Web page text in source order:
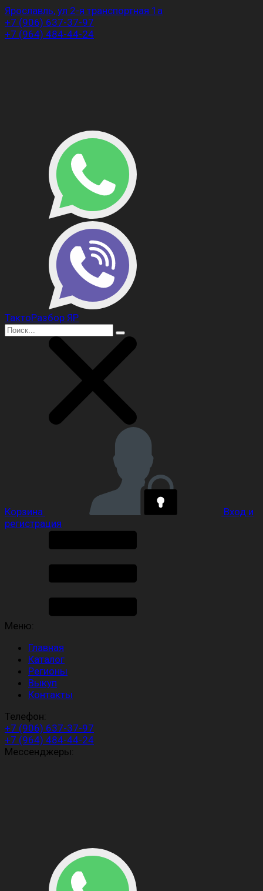
Ярославль, ул 2-я транспортная 1а
+7 (906) 637-37-97
+7 (964) 484-44-24
ТактоРазбор ЯР
Корзина
Вход и
регистрация
Меню:
Главная
Каталог
Регионы
Выкуп
Контакты
Телефон:
+7 (906) 637-37-97
+7 (964) 484-44-24
Мессенджеры: